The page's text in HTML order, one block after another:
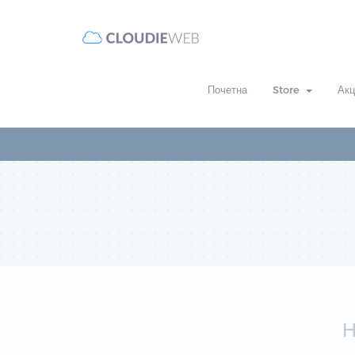
Почетна Store